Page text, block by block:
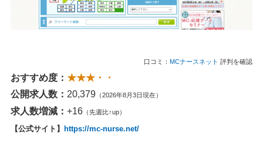
口コミ： MCナースネット 評判を確認
おすすめ度： ★★★・・
公開求人数： 20,379 （2026年8月3日現在）
求人数増減： +16 （先週比↑up）
【公式サイト】 https://mc-nurse.net/